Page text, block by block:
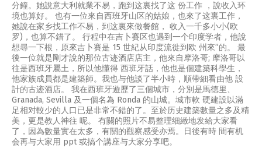
分鐘。她說意大利就業不易，跑到这裏找了这 份工作 ，說收入环
境也算好。 也有一位來自西班牙山区的姑娘，也來了这裏工作，
她說在家乡找工作不易，到这裏來做餐館， 收入一千多小小(欧
罗)，也算不錯了。 行程中在吉卜賽区也遇到一个印度学者，他說
想尋一下根，原來吉卜賽是 15 世紀从印度流徙到欧 州來”的。 最
後一位就是剛才說的那位古迹酒店店主，他來自摩洛哥; 摩洛哥以
往是西班牙屬土，所以他懂得 西班牙話，他也是個建築科學生，
他家族成員都是建築師。我也与他談了半小時，順帶細看由他 設
計的古迹酒店。 我在西班牙遊歷了三個城市，分別是馬德里、
Granada, Sevilla 及一個名為 Ronda 的山城。城市軟 硬建設以滿
足相对較少的人口已是非常不錯的了。至於历史建築數量之多及精
美，更是教人神往 呢。 有關的照片不易整理细緻地发給大家看
了，因為數量實在太多，有關的觀察感受亦焉。日後有時 間有机
会再与大家用 ppt 或搞个講座与大家分享吧。